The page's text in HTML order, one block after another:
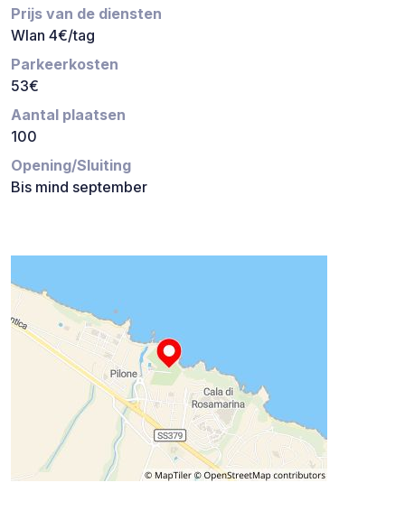
Prijs van de diensten
Wlan 4€/tag
Parkeerkosten
53€
Aantal plaatsen
100
Opening/Sluiting
Bis mind september